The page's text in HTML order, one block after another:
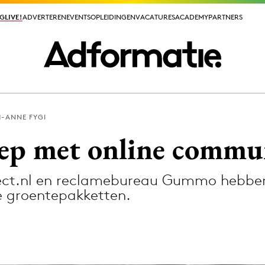
ADVERTERENEVENTSOPLEIDINGENVACATURESACADEMYPARTNERS
ADVERTERENEVENTSOPLEIDINGENVACATURESACADEMYPARTNERS
ANNE FYGI
met online
en reclamebureau Gummo
groentepakketten.